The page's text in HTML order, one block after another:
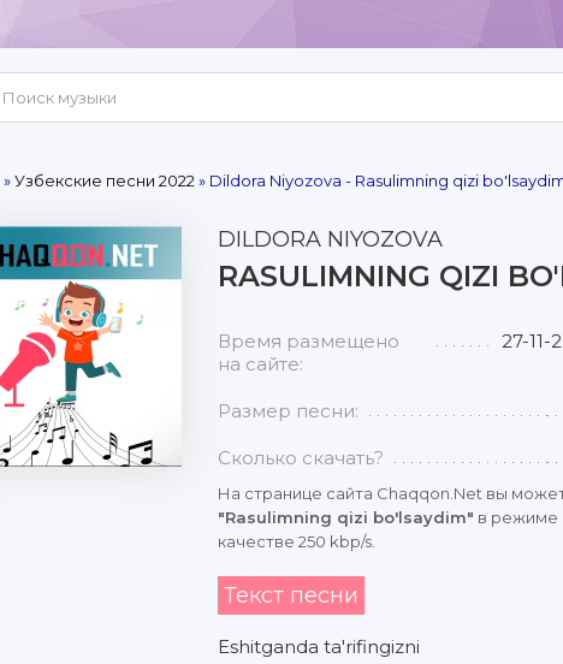
»Узбекские песни 2022 » Dildora Niyozova - Rasulimning qizi
DILDORA NIYOZOVA
RASULIMNING QIZI
Время размещено
на сайте:
27-11-
Размер песни:
Сколько скачать?
На странице сайта Chaqqon.Net вы
"Rasulimning qizi bo'lsaydim" в режиме
качестве 250 kbp/s.
Текст песни
Eshitganda ta'rifingizni